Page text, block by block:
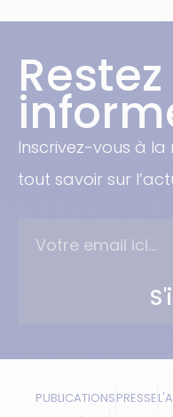
Restez
Inscrivez-vous à
tout savoir sur
PUBLICATIONSPRESSE